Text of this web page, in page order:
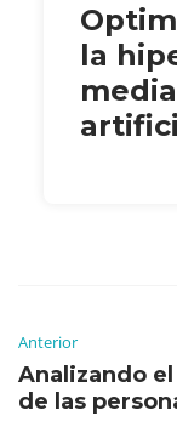
la
Anterior
Analizando
de las